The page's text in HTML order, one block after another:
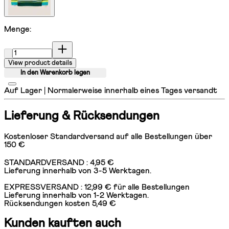
Menge:
View product details
In den Warenkorb legen
Auf Lager | Normalerweise innerhalb eines Tages versandt
Lieferung & Rücksendungen
Kostenloser Standardversand auf alle Bestellungen über
150 €
STANDARDVERSAND : 4,95 €
Lieferung innerhalb von 3-5 Werktagen.
EXPRESSVERSAND : 12,99 € für alle Bestellungen
Lieferung innerhalb von 1-2 Werktagen.
Rücksendungen kosten 5,49 €
Kunden kauften auch